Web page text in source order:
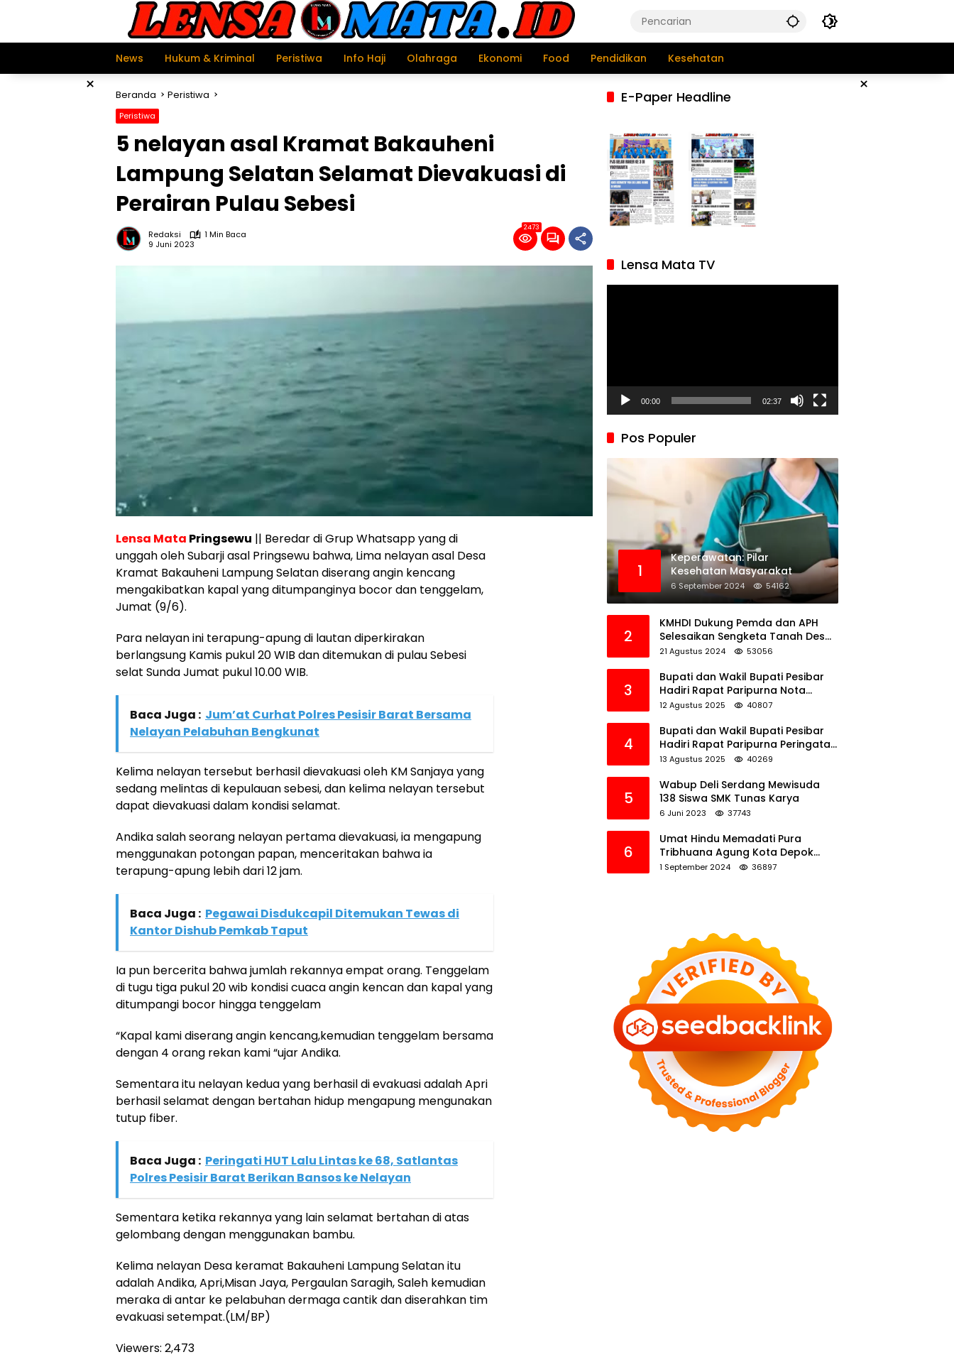
News
Hukum & Kriminal Peristiwa Info Haji Olahraga Ekonomi Food Pendidikan Kesehatan
× ×
Beranda Peristiwa
Peristiwa
5 nelayan asal Kramat Bakauheni
Lampung Selatan Selamat Dievakuasi di
Perairan Pulau Sebesi
Redaksi
1 Min Baca
9 Juni 2023
2473
Lensa Mata Pringsewu || Beredar di Grup Whatsapp yang di
unggah oleh Subarji asal Pringsewu bahwa, Lima nelayan asal Desa
Kramat Bakauheni Lampung Selatan diserang angin kencang
mengakibatkan kapal yang ditumpanginya bocor dan tenggelam,
Jumat (9/6).
Para nelayan ini terapung-apung di lautan diperkirakan
berlangsung Kamis pukul 20 WIB dan ditemukan di pulau Sebesi
selat Sunda Jumat pukul 10.00 WIB.
Baca Juga : Jum’at Curhat Polres Pesisir Barat Bersama
Nelayan Pelabuhan Bengkunat
Kelima nelayan tersebut berhasil dievakuasi oleh KM Sanjaya yang
sedang melintas di kepulauan sebesi, dan kelima nelayan tersebut
dapat dievakuasi dalam kondisi selamat.
Andika salah seorang nelayan pertama dievakuasi, ia mengapung
menggunakan potongan papan, menceritakan bahwa ia
terapung-apung lebih dari 12 jam.
Baca Juga : Pegawai Disdukcapil Ditemukan Tewas di
Kantor Dishub Pemkab Taput
Ia pun bercerita bahwa jumlah rekannya empat orang. Tenggelam
di tugu tiga pukul 20 wib kondisi cuaca angin kencan dan kapal yang
ditumpangi bocor hingga tenggelam
“Kapal kami diserang angin kencang,kemudian tenggelam bersama
dengan 4 orang rekan kami “ujar Andika.
Sementara itu nelayan kedua yang berhasil di evakuasi adalah Apri
berhasil selamat dengan bertahan hidup mengapung mengunakan
tutup fiber.
Baca Juga : Peringati HUT Lalu Lintas ke 68, Satlantas
Polres Pesisir Barat Berikan Bansos ke Nelayan
Sementara ketika rekannya yang lain selamat bertahan di atas
gelombang dengan menggunakan bambu.
Kelima nelayan Desa keramat Bakauheni Lampung Selatan itu
adalah Andika, Apri,Misan Jaya, Pergaulan Saragih, Saleh kemudian
meraka di antar ke pelabuhan dermaga cantik dan diserahkan tim
evakuasi setempat.(LM/BP)
Viewers: 2,473
E-Paper Headline
Lensa Mata TV
00:00 02:37
Pos Populer
1
Keperawatan: Pilar
Kesehatan Masyarakat
6 September 2024 54162
2
KMHDI Dukung Pemda dan APH
Selesaikan Sengketa Tanah Desa
Tawamalewe
21 Agustus 2024 53056
3
Bupati dan Wakil Bupati Pesibar
Hadiri Rapat Paripurna Nota
Keuangan Ranperda APBD
12 Agustus 2025 40807
4
Bupati dan Wakil Bupati Pesibar
Hadiri Rapat Paripurna Peringatan
HUT Ke-12 Pesibar
13 Agustus 2025 40269
5
Wabup Deli Serdang Mewisuda
138 Siswa SMK Tunas Karya
6 Juni 2023 37743
6
Umat Hindu Memadati Pura
Tribhuana Agung Kota Depok
Jawa Barat
1 September 2024 36897